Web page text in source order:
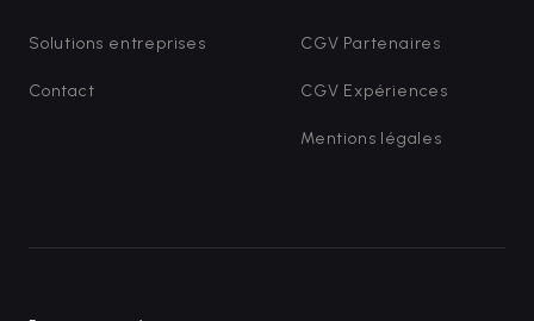
Solutions entreprises
Contact
CGV Partenaires
CGV Expériences
Mentions légales